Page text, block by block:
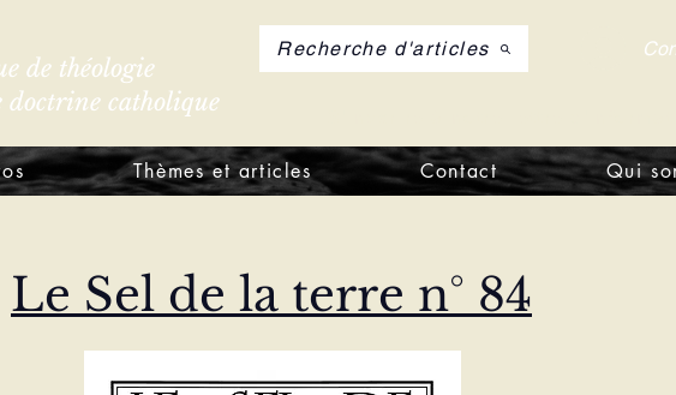
de théologie
doctrine catholique
Recherche d'articles
Thèmes et articles Contact Qui
Le Sel de la terre n° 84